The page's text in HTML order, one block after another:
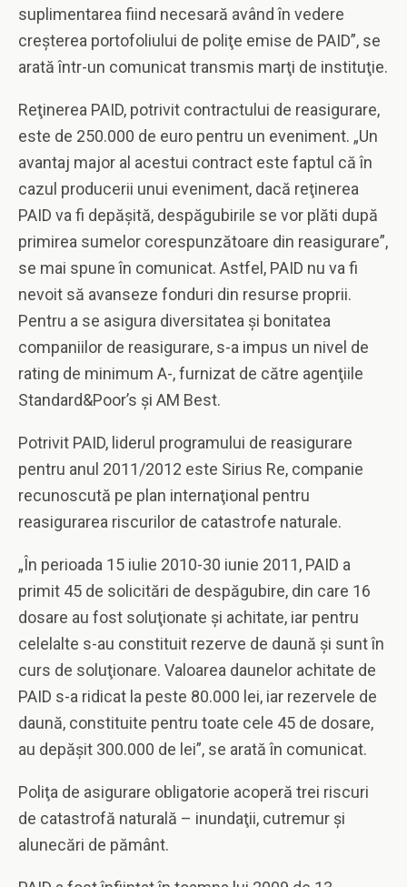
suplimentarea fiind necesară având în vedere
creşterea portofoliului de poliţe emise de PAID”, se
arată într-un comunicat transmis marţi de instituţie.
Reţinerea PAID, potrivit contractului de reasigurare,
este de 250.000 de euro pentru un eveniment. „Un
avantaj major al acestui contract este faptul că în
cazul producerii unui eveniment, dacă reţinerea
PAID va fi depăşită, despăgubirile se vor plăti după
primirea sumelor corespunzătoare din reasigurare”,
se mai spune în comunicat. Astfel, PAID nu va fi
nevoit să avanseze fonduri din resurse proprii.
Pentru a se asigura diversitatea şi bonitatea
companiilor de reasigurare, s-a impus un nivel de
rating de minimum A-, furnizat de către agenţiile
Standard&Poor’s şi AM Best.
Potrivit PAID, liderul programului de reasigurare
pentru anul 2011/2012 este Sirius Re, companie
recunoscută pe plan internaţional pentru
reasigurarea riscurilor de catastrofe naturale.
„În perioada 15 iulie 2010-30 iunie 2011, PAID a
primit 45 de solicitări de despăgubire, din care 16
dosare au fost soluţionate şi achitate, iar pentru
celelalte s-au constituit rezerve de daună şi sunt în
curs de soluţionare. Valoarea daunelor achitate de
PAID s-a ridicat la peste 80.000 lei, iar rezervele de
daună, constituite pentru toate cele 45 de dosare,
au depăşit 300.000 de lei”, se arată în comunicat.
Poliţa de asigurare obligatorie acoperă trei riscuri
de catastrofă naturală – inundaţii, cutremur şi
alunecări de pământ.